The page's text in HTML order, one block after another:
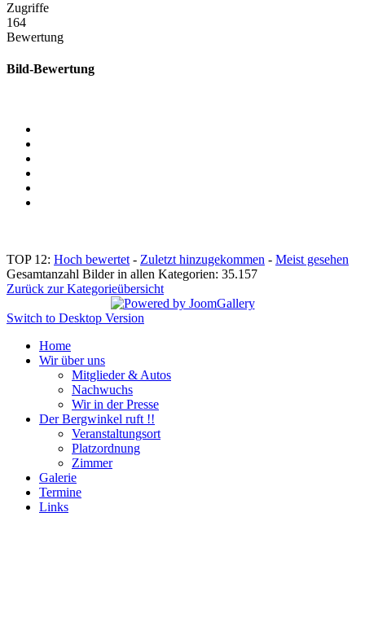
Zugriffe
164
Bewertung
Bild-Bewertung
TOP 12: Hoch bewertet - Zuletzt hinzugekommen - Meist gesehen
Gesamtanzahl Bilder in allen Kategorien: 35.157
Zurück zur Kategorieübersicht
Switch to Desktop Version
Home
Wir über uns
Mitglieder & Autos
Nachwuchs
Wir in der Presse
Der Bergwinkel ruft !!
Veranstaltungsort
Platzordnung
Zimmer
Galerie
Termine
Links